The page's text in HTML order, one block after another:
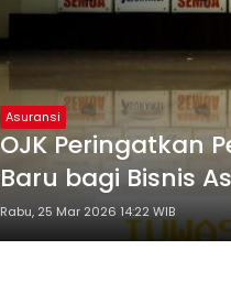
Asuransi
OJK Peringatkan
Baru bagi Bisnis
Rabu, 25 Mar 2026 14:22 WIB